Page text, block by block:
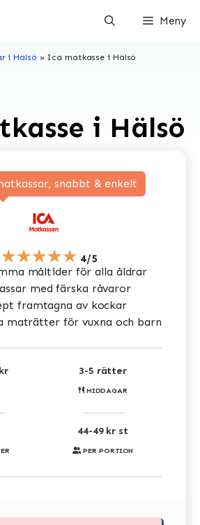
Meny
i Hälsö » Ica matkasse i Hälsö
i Hälsö
snabbt & enkelt
★★★★★ 4/5
måltider för alla åldrar
med färska råvaror
framtagna av kockar
maträtter för vuxna och barn
MIDDAGAR
3-5 rätter
PER PORTION
44-49 kr st